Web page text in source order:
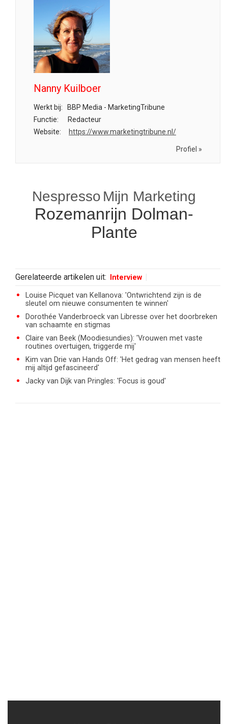
Nanny Kuilboer
Werkt bij:
BBP Media - MarketingTribune
Functie:
Redacteur
Website:
https://www.marketingtribune.nl/
Profiel »
Nespresso Mijn Marketing
Rozemanrijn Dolman-
Plante
Gerelateerde artikelen uit: Interview
Louise Picquet van Kellanova: 'Ontwrichtend zijn is de
sleutel om nieuwe consumenten te winnen'
Dorothée Vanderbroeck van Libresse over het doorbreken
van schaamte en stigmas
Claire van Beek (Moodiesundies): 'Vrouwen met vaste
routines overtuigen, triggerde mij'
Kim van Drie van Hands Off: 'Het gedrag van mensen heeft
mij altijd gefascineerd'
Jacky van Dijk van Pringles: 'Focus is goud'